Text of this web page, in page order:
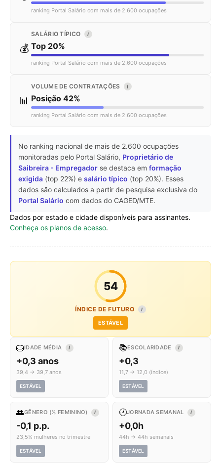
ranking Portal Salário com mais de 2.600 ocupações
💰
SALÁRIO TÍPICO I
Top 20%
ranking Portal Salário com mais de 2.600 ocupações
📊
VOLUME DE CONTRATAÇÕES I
Posição 42%
ranking Portal Salário com mais de 2.600 ocupações
No ranking nacional de mais de 2.600 ocupações
monitoradas pelo Portal Salário, Proprietário de
Saibreira - Empregador se destaca em formação
exigida (top 22%) e salário típico (top 20%). Esses
dados são calculados a partir de pesquisa exclusiva do
Portal Salário com dados do CAGED/MTE.
Dados por estado e cidade disponíveis para assinantes.
Conheça os planos de acesso.
54
ÍNDICE DE FUTURO I
ESTÁVEL
🎂IDADE MÉDIA I
+0,3 anos
39,4 → 39,7 anos
ESTÁVEL
📚ESCOLARIDADE I
+0,3
11,7 → 12,0 (índice)
ESTÁVEL
👥GÊNERO (% FEMININO) I
-0,1 p.p.
23,5% mulheres no trimestre
ESTÁVEL
🕐JORNADA SEMANAL I
+0,0h
44h → 44h semanais
ESTÁVEL